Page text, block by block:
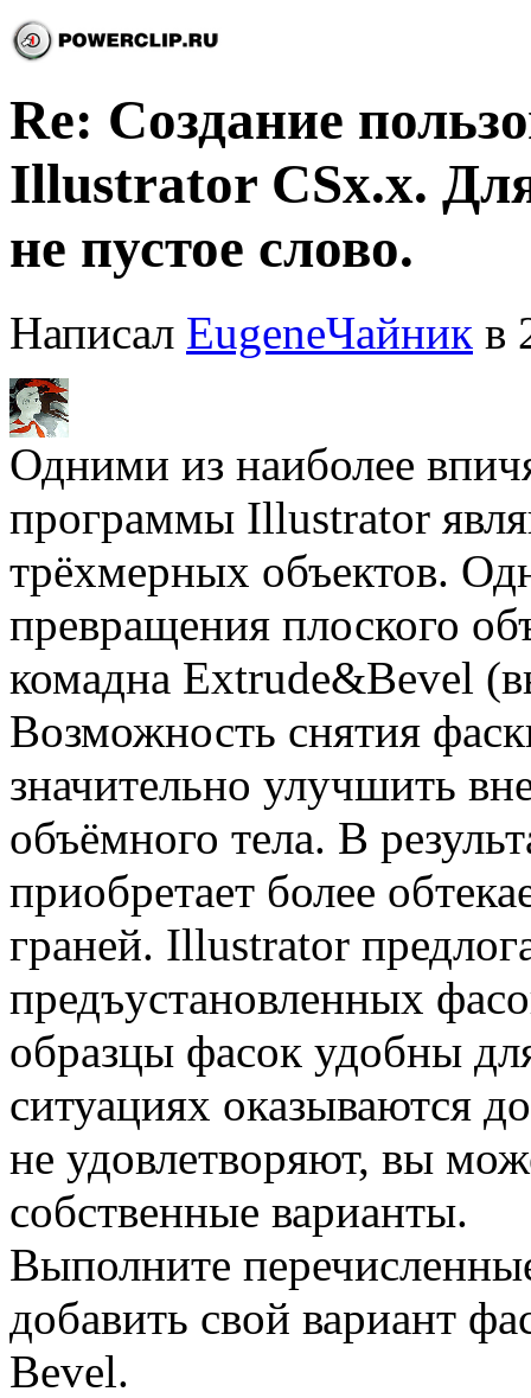
Re: Создание
Illustrator CSx.x.
не пустое слово.
Написал EugeneЧайник в
Одними из наиболее
программы Illustrator
трёхмерных объектов.
превращения плоского
комадна Extrude&Bevel
Возможность снятия
значительно улучшить
объёмного тела. В
приобретает более
граней. Illustrator
предъустановленных
образцы фасок удобны
ситуациях оказываются
не удовлетворяют, вы
собственные варианты.
Выполните
добавить свой вариант
Bevel.